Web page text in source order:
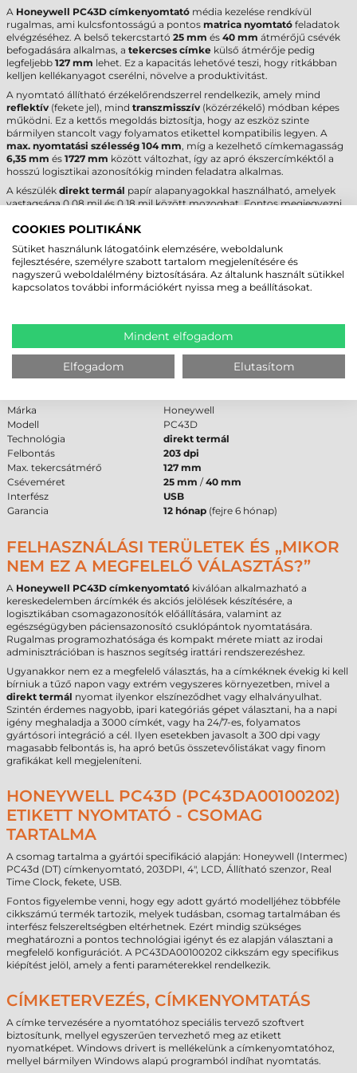
A Honeywell PC43D címkenyomtató média kezelése rendkívül
rugalmas, ami kulcsfontosságú a pontos matrica nyomtató feladatok
elvégzéséhez. A belső tekercstartó 25 mm és 40 mm átmérőjű csévék
befogadására alkalmas, a tekercses címke külső átmérője pedig
legfeljebb 127 mm lehet. Ez a kapacitás lehetővé teszi, hogy ritkábban
kelljen kellékanyagot cserélni, növelve a produktivitást.
A nyomtató állítható érzékelőrendszerrel rendelkezik, amely mind
reflektív (fekete jel), mind transzmisszív (közérzékelő) módban képes
működni. Ez a kettős megoldás biztosítja, hogy az eszköz szinte
bármilyen stancolt vagy folyamatos etikettel kompatibilis legyen. A
max. nyomtatási szélesség 104 mm, míg a kezelhető címkemagasság
6,35 mm és 1727 mm között változhat, így az apró ékszercímkéktől a
hosszú logisztikai azonosítókig minden feladatra alkalmas.
A készülék direkt termál papír alapanyagokkal használható, amelyek
vastagsága 0,08 mil és 0,18 mil között mozoghat. Fontos megjegyezni,
napsugárzásra és a jelentős hőhatásra, ezért elsősorban beltéri, rövid és
folyamataihoz tartósabb megoldás szükséges, érdemes megtekintenie
atekercses címke raktári kínálatunkata megfelelő alapanyag
kiválasztásához.
MŰSZAKI PARAMÉTEREK
Az alábbi táblázat összefoglalja a legfontosabb műszaki adatokat a
beszerzési döntés támogatásához:
Márka
Honeywell
Modell
PC43D
Technológia
direkt termál
Felbontás
203 dpi
Max. tekercsátmérő
127 mm
Cséveméret
25 mm /40 mm
Interfész
USB
Garancia
12 hónap (fejre 6 hónap)
FELHASZNÁLÁSI TERÜLETEK ÉS „MIKOR
NEM EZ A MEGFELELŐ VÁLASZTÁS?”
A Honeywell PC43D címkenyomtató kiválóan alkalmazható a
kereskedelemben árcímkék és akciós jelölések készítésére, a
logisztikában csomagazonosítók előállítására, valamint az
egészségügyben páciensazonosító csuklópántok nyomtatására.
Rugalmas programozhatósága és kompakt mérete miatt az irodai
adminisztrációban is hasznos segítség irattári rendszerezéshez.
Ugyanakkor nem ez a megfelelő választás, ha a címkéknek évekig ki kell
bírniuk a tűző napon vagy extrém vegyszeres környezetben, mivel a
direkt termál nyomat ilyenkor elszíneződhet vagy elhalványulhat.
Szintén érdemes nagyobb, ipari kategóriás gépet választani, ha a napi
igény meghaladja a 3000 címkét, vagy ha 24/7-es, folyamatos
gyártósori integráció a cél. Ilyen esetekben javasolt a 300 dpi vagy
magasabb felbontás is, ha apró betűs összetevőlistákat vagy finom
grafikákat kell megjeleníteni.
HONEYWELL PC43D (PC43DA00100202)
ETIKETT NYOMTATÓ - CSOMAG
TARTALMA
A csomag tartalma a gyártói specifikáció alapján: Honeywell (Intermec)
PC43d (DT) címkenyomtató, 203DPI, 4", LCD, Állítható szenzor, Real
Time Clock, fekete, USB.
Fontos figyelembe venni, hogy egy adott gyártó modelljéhez többféle
cikkszámú termék tartozik, melyek tudásban, csomag tartalmában és
interfész felszereltségben eltérhetnek. Ezért mindig szükséges
meghatározni a pontos technológiai igényt és ez alapján választani a
megfelelő konfigurációt. A PC43DA00100202 cikkszám egy specifikus
kiépítést jelöl, amely a fenti paraméterekkel rendelkezik.
CÍMKETERVEZÉS, CÍMKENYOMTATÁS
A címke tervezésére a nyomtatóhoz speciális tervező szoftvert
biztosítunk, mellyel egyszerűen tervezhető meg az etikett
nyomatképet. Windows drivert is mellékelünk a címkenyomtatóhoz,
mellyel bármilyen Windows alapú programból indíhat nyomtatás.
COOKIES POLITIKÁNK
Sütiket használunk látogatóink elemzésére, weboldalunk
fejlesztésére, személyre szabott tartalom megjelenítésére és
nagyszerű weboldalélmény biztosítására. Az általunk használt sütikkel
kapcsolatos további információkért nyissa meg a beállításokat.
Mindent elfogadom
Elfogadom Elutasítom